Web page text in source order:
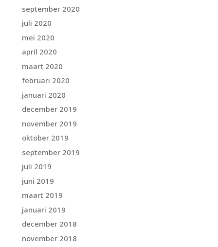
september 2020
juli 2020
mei 2020
april 2020
maart 2020
februari 2020
januari 2020
december 2019
november 2019
oktober 2019
september 2019
juli 2019
juni 2019
maart 2019
januari 2019
december 2018
november 2018